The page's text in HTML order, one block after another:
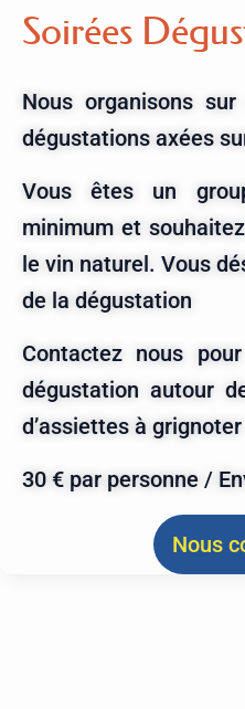
Soirées
Nous organisons
dégustations axées
Vous êtes un
minimum et
le vin naturel. Vous
de la dégustation
Contactez nous
dégustation autour
d’assiettes à grignoter
30 € par personne /
Nous